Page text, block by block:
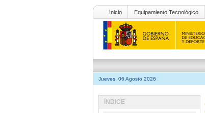
Inicio Equipamiento Tecnológico
Jueves, 06 Agosto 2026
ÍNDICE